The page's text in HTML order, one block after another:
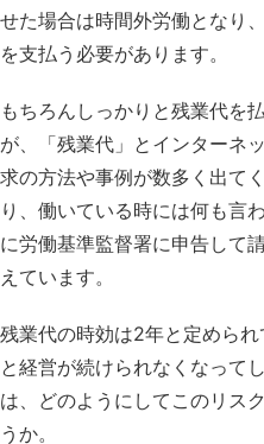
せた場合は時間外労働となり
を支払う必要があります。
もちろんしっかりと残業代を
が、「残業代」とインターネ
求の方法や事例が数多く出て
り、働いている時には何も言
に労働基準監督署に申告して
えています。
残業代の時効は2年と定めら
と経営が続けられなくなって
は、どのようにしてこのリス
うか。